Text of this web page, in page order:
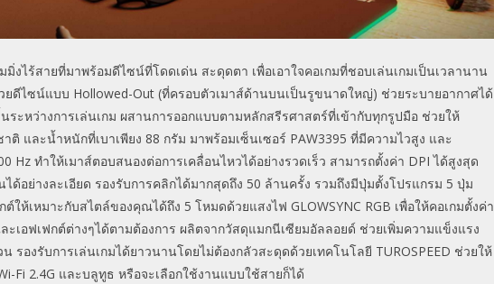
มมิ่งไร้สายที่มาพร้อมดีไซน์ที่โดดเด่น สะดุดตา เพื่อเอาใจคอเกมที่ชอบเล่นเกมเป็นเวลานาน
ยดีไซน์แบบ Hollowed-Out (ที่ครอบตัวเมาส์ด้านบนเป็นรูขนาดใหญ่) ช่วยระบายอากาศได้
ระหว่างการเล่นเกม ผสานการออกแบบตามหลักสรีรศาสตร์ที่เข้ากับทุกรูปมือ ช่วยให้
ติ และน้ำหนักที่เบาเพียง 88 กรัม มาพร้อมเซ็นเซอร์ PAW3395 ที่มีความไวสูง และ
Hz ทำให้เมาส์ตอบสนองต่อการเคลื่อนไหวได้อย่างรวดเร็ว สามารถตั้งค่า DPIได้สูงสุด
ได้อย่างละเอียด รองรับการคลิกได้มากสุดถึง 50 ล้านครั้ง รวมถึงมีปุ่มตั้งโปรแกรม 5 ปุ่ม
ต์ให้เหมาะกับสไตล์ของคุณได้ถึง 5 โหมดด้วยแสงไฟ GLOWSYNC RGB เพื่อให้คอเกมตั้งค่า
ะเอฟเฟกต์ต่างๆได้ตามต้องการ ผลิตจากวัสดุแมกนีเซียมอัลลอยด์ ช่วยเพิ่มความแข็งแรง
รองรับการเล่นเกมได้ยาวนานโดยไม่ต้องกลัวสะดุดด้วยเทคโนโลยี TUROSPEED ช่วยให้
Fi 2.4G และบลูทูธ หรือจะเลือกใช้งานแบบใช้สายก็ได้